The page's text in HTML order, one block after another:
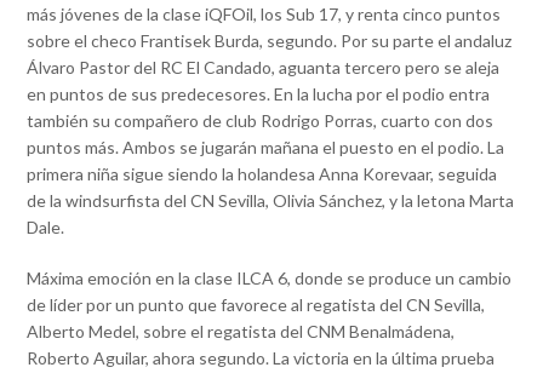
más jóvenes de la clase iQFOil, los Sub 17, y renta cinco puntos
sobre el checo Frantisek Burda, segundo. Por su parte el andaluz
Álvaro Pastor del RC El Candado, aguanta tercero pero se aleja
en puntos de sus predecesores. En la lucha por el podio entra
también su compañero de club Rodrigo Porras, cuarto con dos
puntos más. Ambos se jugarán mañana el puesto en el podio. La
primera niña sigue siendo la holandesa Anna Korevaar, seguida
de la windsurfista del CN Sevilla, Olivia Sánchez, y la letona Marta
Dale.
Máxima emoción en la clase ILCA 6, donde se produce un cambio
de líder por un punto que favorece al regatista del CN Sevilla,
Alberto Medel, sobre el regatista del CNM Benalmádena,
Roberto Aguilar, ahora segundo. La victoria en la última prueba